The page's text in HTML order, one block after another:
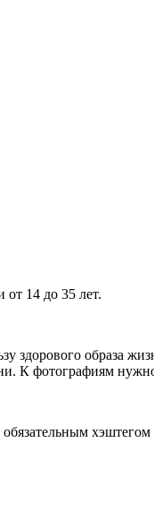
14 до 35 лет.
образа
К фотографиям
хэштегом